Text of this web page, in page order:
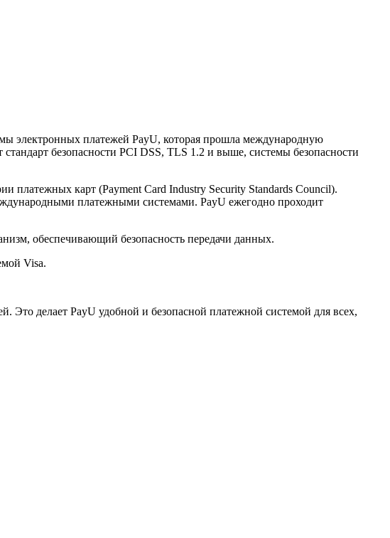
электронных платежей PayU, которая прошла международную
безопасности PCI DSS, TLS 1.2 и выше, системы безопасности
платежных карт (Payment Card Industry Security Standards Council).
платежными системами. PayU ежегодно проходит
обеспечивающий безопасность передачи данных.
Visa.
Это делает PayU удобной и безопасной платежной системой для всех,